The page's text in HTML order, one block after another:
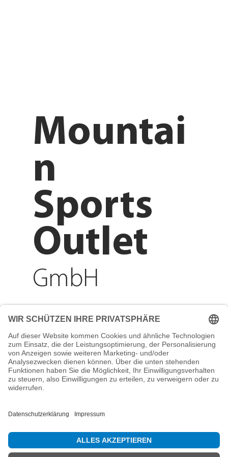
Adresse
Reichenberger Str. 1
84130 Dingolfing
Telefon
info@mountain-sports-
Mountai
n
Sports
Outlet
GmbH